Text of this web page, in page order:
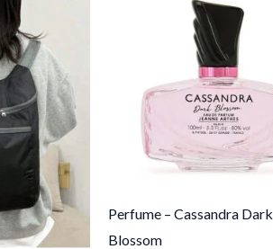
Perfume – Cassandra Dark
Blossom